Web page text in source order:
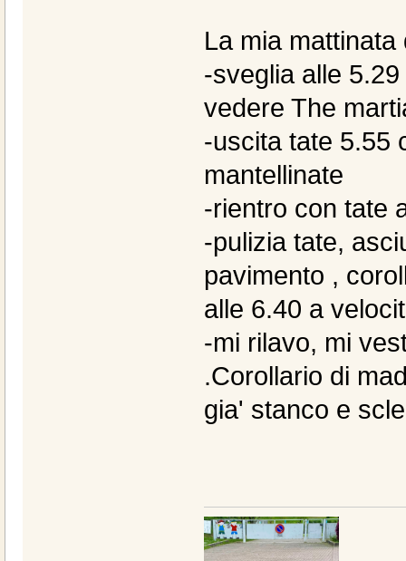
La mia mattinata
-sveglia alle
vedere The
-uscita tate 5.55
mantellinate
-rientro con tate
-pulizia tate,
pavimento ,
alle 6.40 a
-mi rilavo, mi
.Corollario di
gia' stanco e